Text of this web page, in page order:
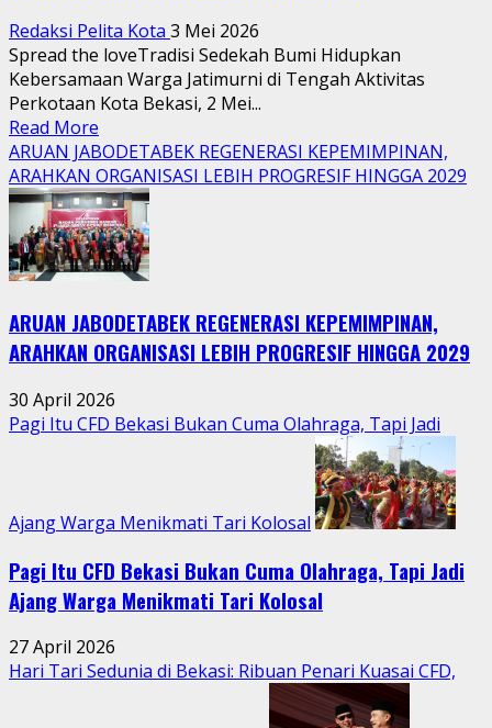
Redaksi Pelita Kota 3 Mei 2026
Spread the loveTradisi Sedekah Bumi Hidupkan
Kebersamaan Warga Jatimurni di Tengah Aktivitas
Perkotaan Kota Bekasi, 2 Mei...
Read More
more
about
Tradisi
Sedekah
Bumi
Hidupkan
Warga
Jatimurni
di
Tengah
Aktivitas
Perkotaan
ARUAN JABODETABEK REGENERASI KEPEMIMPINAN,
ARAHKAN ORGANISASI LEBIH PROGRESIF HINGGA 2029
ARUAN JABODETABEK REGENERASI KEPEMIMPINAN,
ARAHKAN ORGANISASI LEBIH PROGRESIF HINGGA 2029
30 April 2026
Pagi Itu CFD Bekasi Bukan Cuma Olahraga, Tapi Jadi
Ajang Warga Menikmati Tari Kolosal
Pagi Itu CFD Bekasi Bukan Cuma Olahraga, Tapi Jadi
Ajang Warga Menikmati Tari Kolosal
27 April 2026
Hari Tari Sedunia di Bekasi: Ribuan Penari Kuasai CFD,